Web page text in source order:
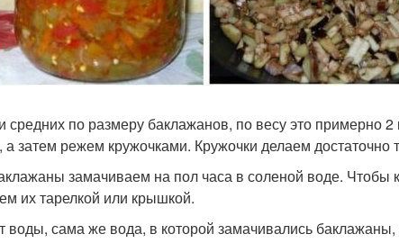
по размеру баклажанов, по весу это примерно
затем режем кружочками. Кружочки делаем достаточно
замачиваем на пол часа в соленой воде. Чтобы
их тарелкой или крышкой.
сама же вода, в которой замачивались баклажаны,